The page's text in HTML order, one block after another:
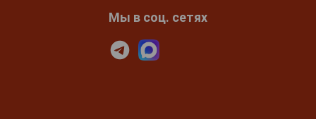
Мы в соц. сетях